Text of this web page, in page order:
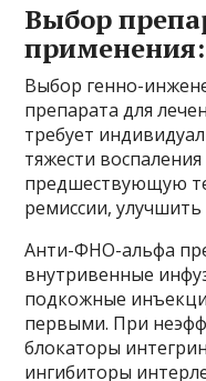
Выбор
Выбор генно-
препарата для
требует
тяжести
предшествующую
ремиссии,
Анти-ФНО-альфа
внутривенные
подкожные
первыми. При
блокаторы
ингибиторы